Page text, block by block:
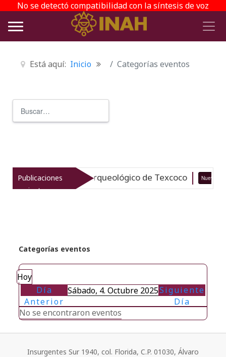
No se detectó compatibilidad con la síntesis de voz
Está aquí: Inicio Categorías eventos
Publicaciones
recientes
el patrimonio arqueológico de Texcoco Nuevo
Categorías eventos
Hoy
Día
Anterior
Sábado, 4. Octubre 2025Siguiente
Día
No se encontraron eventos
Insurgentes Sur 1940, col. Florida, C.P. 01030, Álvaro